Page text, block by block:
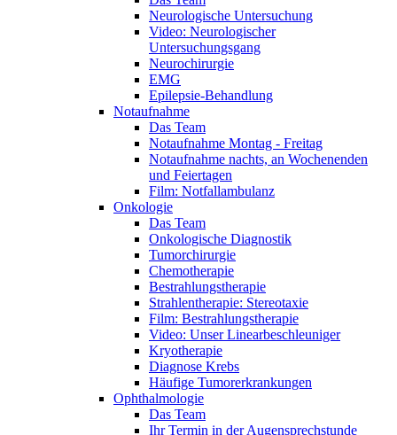
Neurologische Untersuchung
Video: Neurologischer
Untersuchungsgang
Neurochirurgie
EMG
Epilepsie-Behandlung
Notaufnahme
Das Team
Notaufnahme Montag - Freitag
Notaufnahme nachts, an Wochenenden
und Feiertagen
Film: Notfallambulanz
Onkologie
Das Team
Onkologische Diagnostik
Tumorchirurgie
Chemotherapie
Bestrahlungstherapie
Strahlentherapie: Stereotaxie
Film: Bestrahlungstherapie
Video: Unser Linearbeschleuniger
Kryotherapie
Diagnose Krebs
Häufige Tumorerkrankungen
Ophthalmologie
Das Team
Ihr Termin in der Augensprechstunde